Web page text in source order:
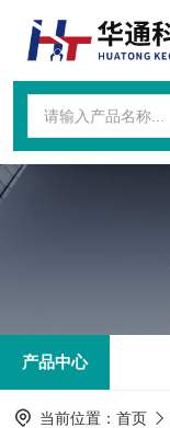
产品中心
当前位置： 首页